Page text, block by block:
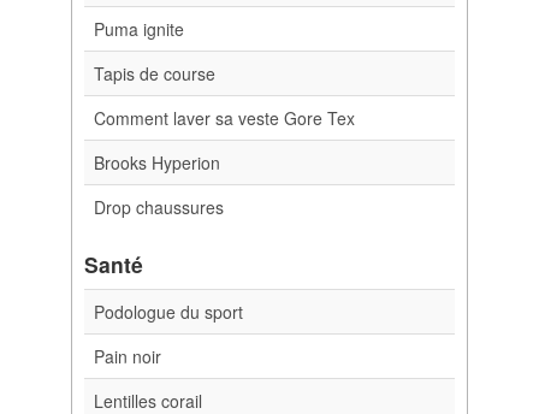
Puma ignite
Tapis de course
Comment laver sa veste Gore Tex
Brooks Hyperion
Drop chaussures
Santé
Podologue du sport
Pain noir
Lentilles corail